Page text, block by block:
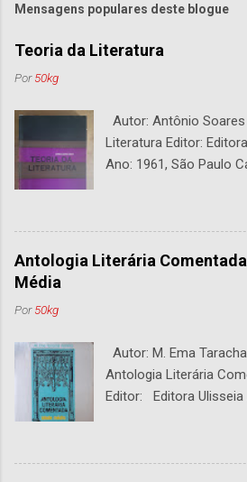
Mensagens populares deste blogue
Teoria da Literatura
Por50kg
Autor: Antônio
Literatura Editor:
Ano: 1961, São Paulo
Antologia Literária
Média
Por50kg
Autor: M. Ema
Antologia Literária
Editor: Editora Ulisseia
Com alguns
Com 252 páginas.